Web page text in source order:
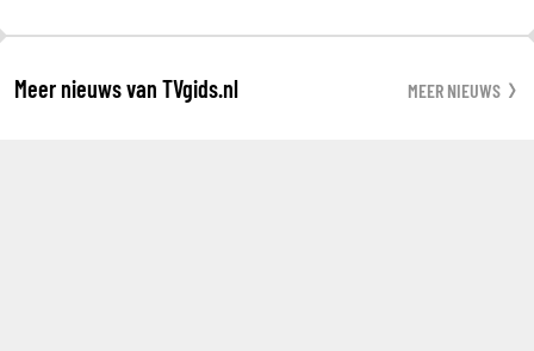
Meer nieuws van TVgids.nl MEER NIEUWS